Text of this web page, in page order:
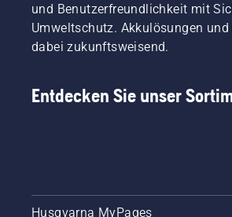
und Benutzerfreundlichkeit mit
Umweltschutz. Akkulösungen
dabei zukunftsweisend.
Entdecken Sie unser
Husqvarna MyPages